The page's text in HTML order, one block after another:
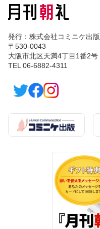
発行：株式会社コミニケ出版
〒530-0043
大阪市北区天満4丁目1番2
TEL 06-6882-4311